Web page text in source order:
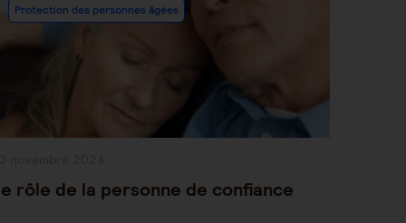
Protection des personnes âgées
rôle de la personne de confiance